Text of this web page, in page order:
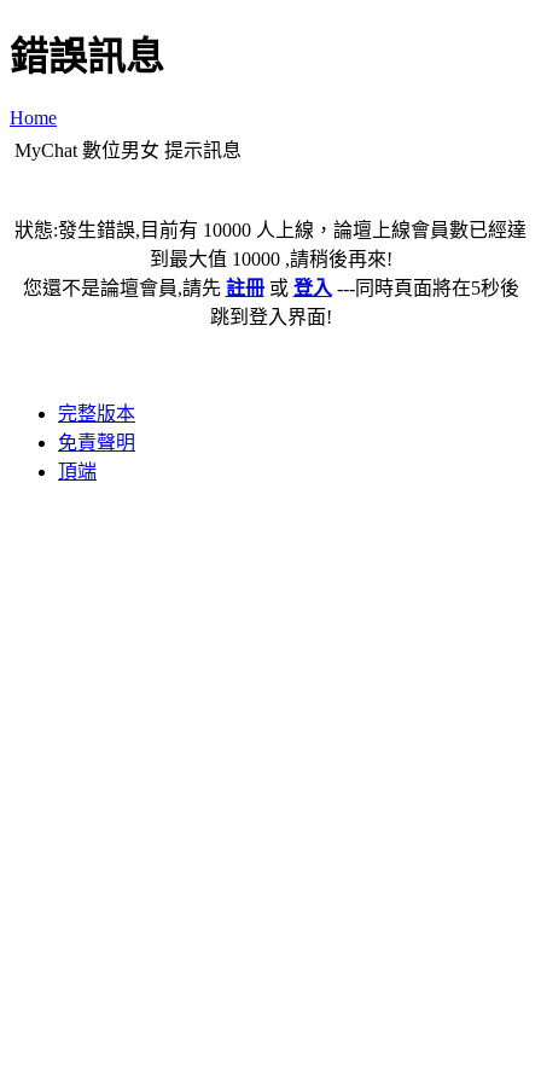
錯誤訊息
Home
MyChat 數位男女 提示訊息
狀態:發生錯誤,目前有 10000 人上線，論壇上線會員數已經達
到最大值 10000 ,請稍後再來!
您還不是論壇會員,請先 註冊或 登入 ---同時頁面將在5秒後
跳到登入界面!
完整版本
免責聲明
頂端